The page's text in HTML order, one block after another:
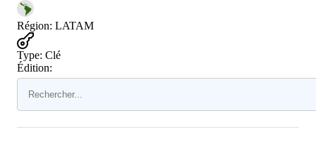
Région: LATAM
Type: Clé
Édition: